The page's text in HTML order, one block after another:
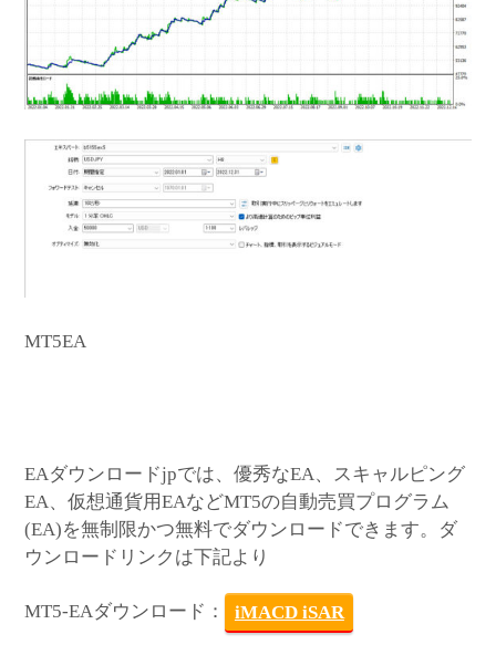
MT5EA
EAダウンロードjpでは、優秀なEA、スキャルピング
EA、仮想通貨用EAなどMT5の自動売買プログラム
(EA)を無制限かつ無料でダウンロードできます。ダ
ウンロードリンクは下記より
MT5-EAダウンロード： iMACD iSAR